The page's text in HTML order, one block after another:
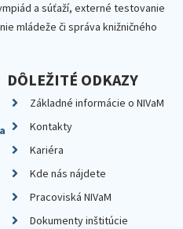
a súťaží, externé testovanie
mládeže či správa knižničného
DÔLEŽITÉ ODKAZY
Základné informácie o NIVaM
Kontakty
Kariéra
Kde nás nájdete
Pracoviská NIVaM
Dokumenty inštitúcie